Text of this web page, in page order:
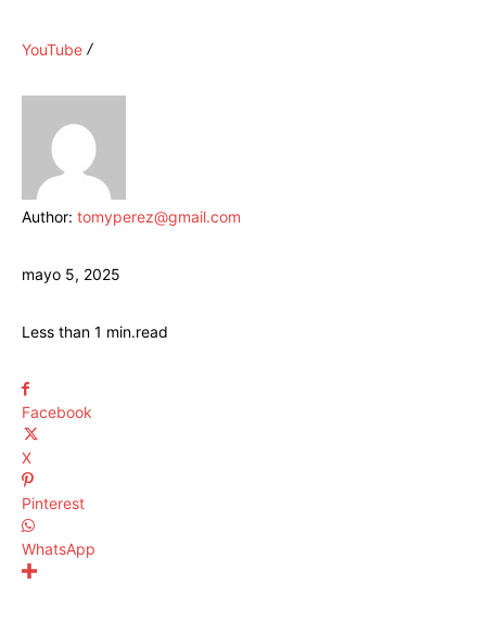
YouTube
Author: tomyperez@gmail.com
mayo 5, 2025
Less than 1 min.read
Facebook
X
Pinterest
WhatsApp